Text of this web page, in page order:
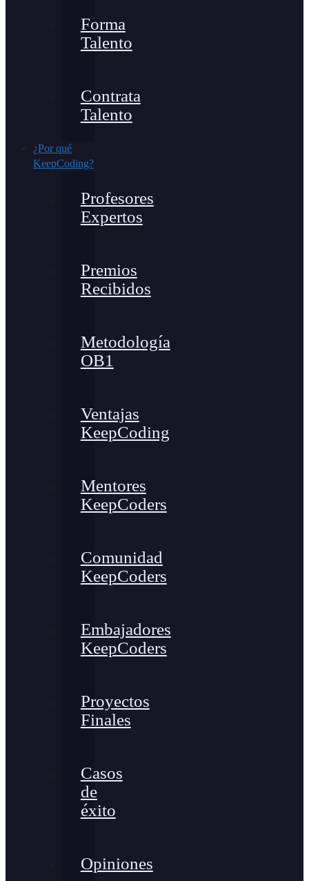
Forma
Talento
Contrata
Talento
¿Por qué
KeepCoding?
Profesores
Expertos
Premios
Recibidos
Metodología
OB1
Ventajas
KeepCoding
Mentores
KeepCoders
Comunidad
KeepCoders
Embajadores
KeepCoders
Proyectos
Finales
Casos
de
éxito
Opiniones